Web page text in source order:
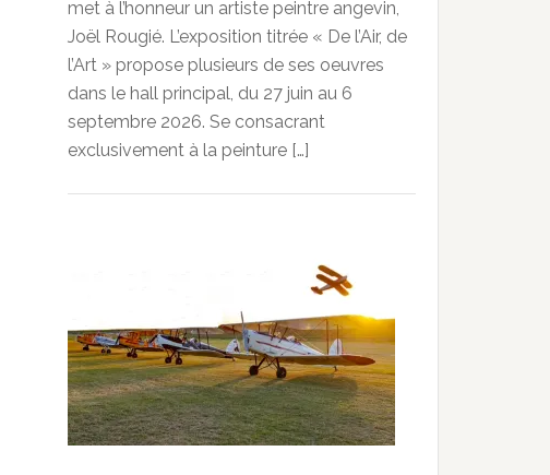
met à l’honneur un artiste peintre angevin,
Joël Rougié. L’exposition titrée « De l’Air, de
l’Art » propose plusieurs de ses oeuvres
dans le hall principal, du 27 juin au 6
septembre 2026. Se consacrant
exclusivement à la peinture […]